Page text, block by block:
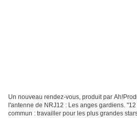
Un nouveau rendez-vous, produit par
l'antenne de NRJ12 : Les anges gardiens.
commun : travailler pour les plus grandes